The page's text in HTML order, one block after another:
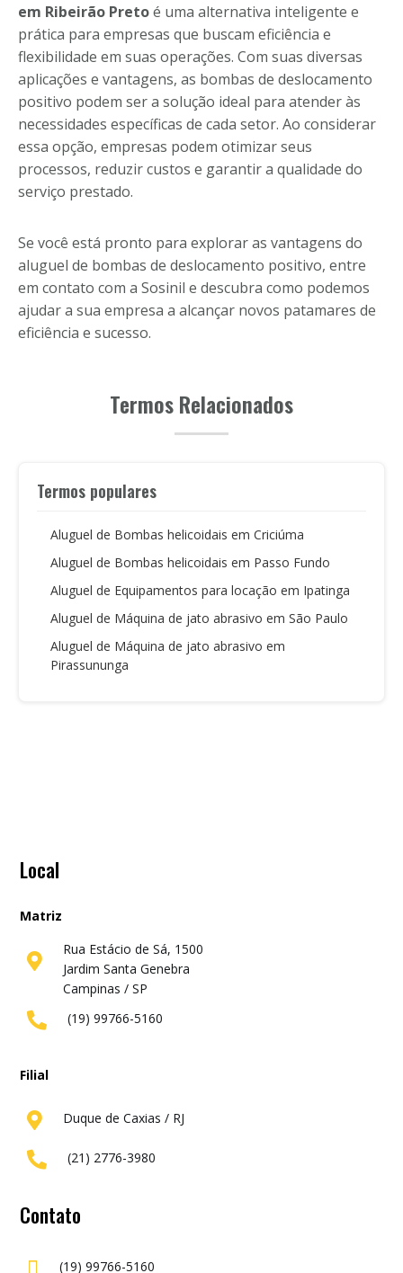
em Ribeirão Pretoé uma alternativa inteligente e
prática para empresas que buscam eficiência e
flexibilidade em suas operações. Com suas diversas
aplicações e vantagens, as bombas de deslocamento
positivo podem ser a solução ideal para atender às
necessidades específicas de cada setor. Ao considerar
essa opção, empresas podem otimizar seus
processos, reduzir custos e garantir a qualidade do
serviço prestado.
Se você está pronto para explorar as vantagens do
aluguel de bombas de deslocamento positivo, entre
em contato com a Sosinil e descubra como podemos
ajudar a sua empresa a alcançar novos patamares de
eficiência e sucesso.
Termos Relacionados
Termos populares
Aluguel de Bombas helicoidais em Criciúma
Aluguel de Bombas helicoidais em Passo Fundo
Aluguel de Equipamentos para locação em Ipatinga
Aluguel de Máquina de jato abrasivo em São Paulo
Aluguel de Máquina de jato abrasivo em
Pirassununga
Local
Matriz

Rua Estácio de Sá, 1500
Jardim Santa Genebra
Campinas / SP
 (19) 99766-5160
Filial
 Duque de Caxias / RJ
 (21) 2776-3980
Contato
 (19) 99766-5160